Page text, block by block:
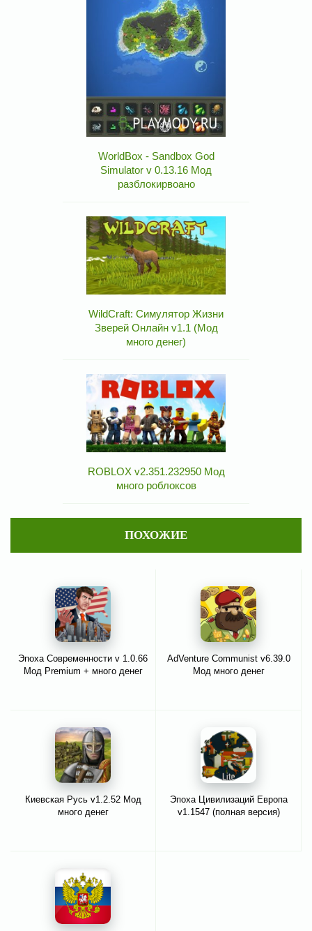
WorldBox - Sandbox God
Simulator v 0.13.16 Мод
разблокирвоано
WildCraft: Симулятор Жизни
Зверей Онлайн v1.1 (Мод
много денег)
ROBLOX v2.351.232950 Мод
много роблоксов
ПОХОЖИЕ
Эпоха Современности v 1.0.66
Мод Premium + много денег
AdVenture Communist v6.39.0
Мод много денег
Киевская Русь v1.2.52 Мод
много денег
Эпоха Цивилизаций Европа
v1.1547 (полная версия)